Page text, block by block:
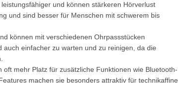
und können stärkeren Hörverlust
und sind besser für Menschen mit schwerem bis
können mit verschiedenen Ohrpassstücken
einfacher zu warten und zu reinigen, da die
oft mehr Platz für zusätzliche Funktionen wie Bluetooth-
machen sie besonders attraktiv für technikaffine